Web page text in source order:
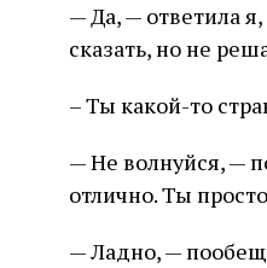
— Да, — ответила
сказать, но не
– Ты какой-то
— Не волнуйся, —
отлично. Ты
— Ладно, —